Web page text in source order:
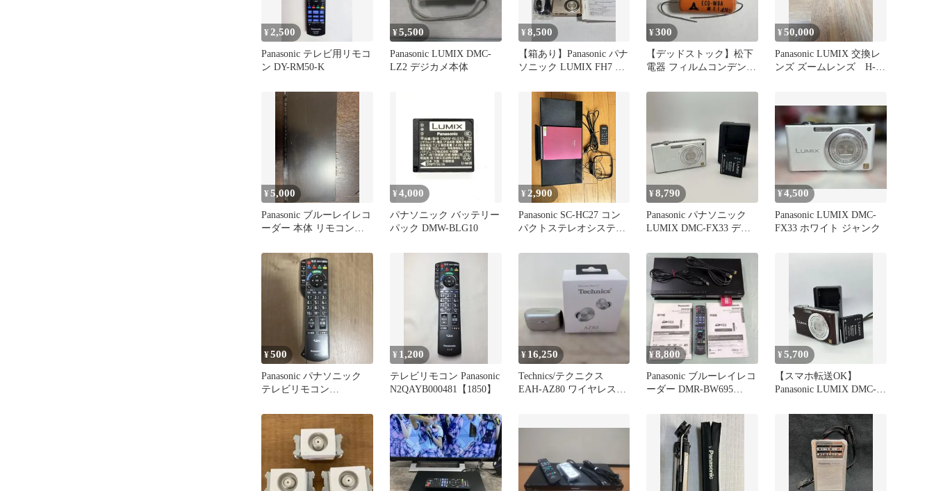
¥2,500
Panasonic テレビ用リモコ
ン DY-RM50-K
¥5,500
Panasonic LUMIX DMC-
LZ2 デジカメ本体
¥8,500
【箱あり】Panasonic パナ
ソニック LUMIX FH7 ゴ
¥300
【デッドストック】松下
電器 フィルムコンデンサ
¥50,000
Panasonic LUMIX 交換レ
ンズ ズームレンズ H-
¥5,000
Panasonic ブルーレイレコ
ーダー 本体 リモコン
¥ 4,000
パナソニック バッテリー
パック DMW-BLG10
¥2,900
Panasonic SC-HC27 コン
パクトステレオシステム
¥8,790
Panasonic パナソニック
LUMIX DMC-FX33 デジ
¥4,500
Panasonic LUMIX DMC-
FX33 ホワイト ジャンク
¥500
Panasonic パナソニック
テレビリモコン
¥ 1,200
テレビリモコン Panasonic
N2QAYB000481【1850】
¥ 16,250
Technics/テクニクス
EAH-AZ80 ワイヤレスイ
¥8,800
Panasonic ブルーレイレコ
ーダー DMR-BW695
¥5,700
【スマホ転送OK】
Panasonic LUMIX DMC-